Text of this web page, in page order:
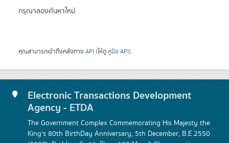
กรุณาลองค้นหาใหม่
คุณสามารถเข้าถึงคลังทาง API (ให้ดู คู่มือ API).
Electronic Transactions Development
Agency - ETDA
The Government Complex Commemorating His Majesty the
King's 80th BirthDay Anniversary, 5th December, B.E.2550